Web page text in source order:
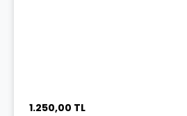
1.250,00 TL